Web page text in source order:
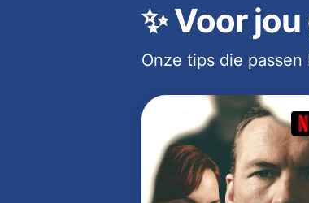
✨Voor jou
Onze tips die